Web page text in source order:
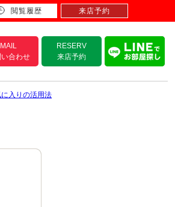
MAIL
い合わせ
RESERV
来店予約
に入りの活用法
閲覧履歴 来店予約